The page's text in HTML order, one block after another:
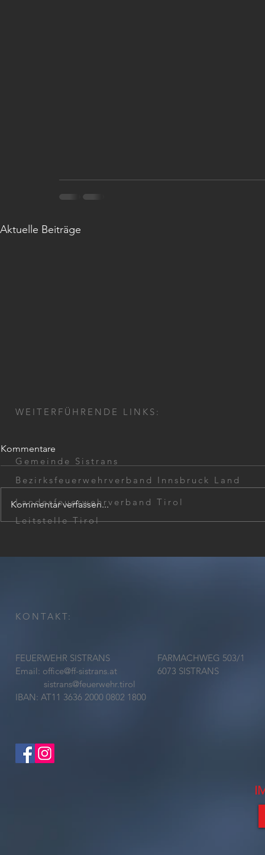
Aktuelle Beiträge
Kommentare
Kommentar verfassen...
WEITERFÜHRENDE LINKS:
Gemeinde Sistrans
Bezirksfeuerwehrverband Innsbruck Land
Landesfeuerwehrverband Tirol
Leitstelle Tirol
KONTAKT:
FEUERWEHR SISTRANS
Email: office@ff-sistrans.at
sistrans@feuerwehr.tirol
IBAN: AT11 3636 2000 0802 1800
FARMACHWEG 503/1
6073 SISTRANS